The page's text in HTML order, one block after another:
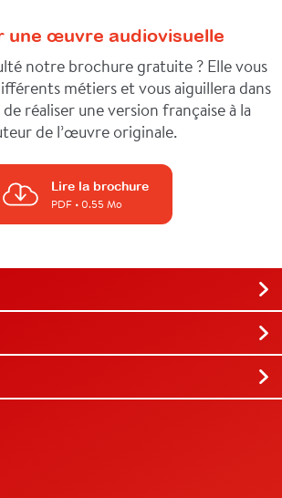
une œuvre audiovisuelle
notre brochure gratuite ? Elle vous
métiers et vous aiguillera dans
réaliser une version française à la
de l’œuvre originale.
Lire la brochure
PDF• 0.55 Mo